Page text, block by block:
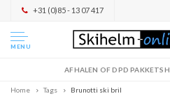
+31 (0)85 - 13 07 417
MENU
AFHALEN OF DPD
Home Tags Brunotti ski bril